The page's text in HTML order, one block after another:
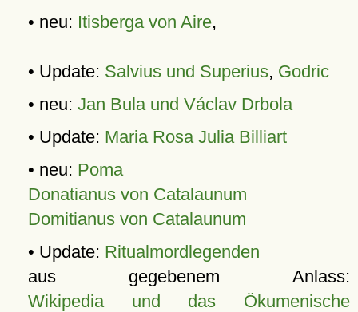
• neu: Itisberga von Aire,
• Update: Salvius und Superius, Godric
• neu: Jan Bula und Václav Drbola
• Update: Maria Rosa Julia Billiart
• neu: Poma
Donatianus von Catalaunum
Domitianus von Catalaunum
• Update: Ritualmordlegenden
aus gegebenem Anlass:
Wikipedia und das Ökumenische